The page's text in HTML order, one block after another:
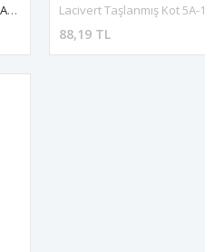
Lacivert Taşlanmış Yırtık Kot Pantolon 5A-110577 Lacivert Taşlanmış Kot 5A-
88,19 TL